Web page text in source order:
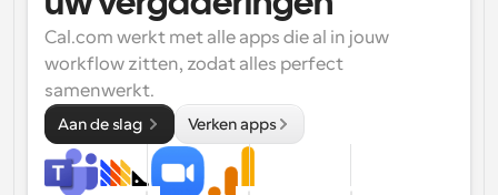
Cal.com werkt met alle apps die al in jouw
workflow zitten, zodat alles perfect
samenwerkt.
Aan de slag Verken apps